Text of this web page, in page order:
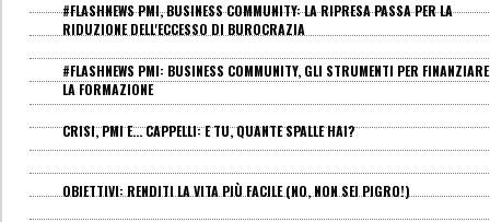
#FLASHNEWS PMI, BUSINESS COMMUNITY: LA RIPRESA PASSA PER LA
RIDUZIONE DELL'ECCESSO DI BUROCRAZIA
#FLASHNEWS PMI: BUSINESS COMMUNITY, GLI STRUMENTI PER FINANZIARE
LA FORMAZIONE
CRISI, PMI E... CAPPELLI: E TU, QUANTE SPALLE HAI?
OBIETTIVI: RENDITI LA VITA PIÙ FACILE (NO, NON SEI PIGRO!)